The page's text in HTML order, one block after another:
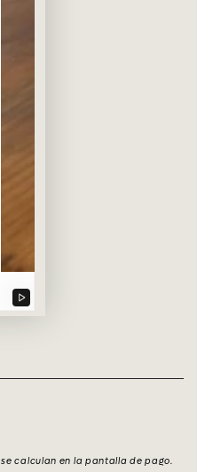
Reproducir
se calculan en la pantalla de pago.